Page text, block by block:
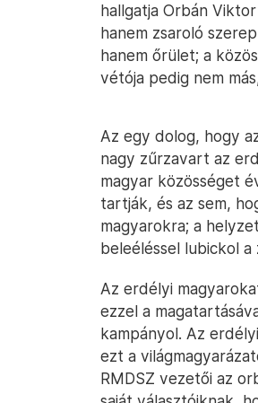
hallgatja Orbán
hanem zsaroló
hanem őrület; a
vétója pedig nem
Az egy dolog, hogy
nagy zűrzavart az
magyar közösséget
tartják, és az sem,
magyarokra; a
beleéléssel lubickol a
Az erdélyi
ezzel a
kampányol. Az
ezt a
RMDSZ vezetői az